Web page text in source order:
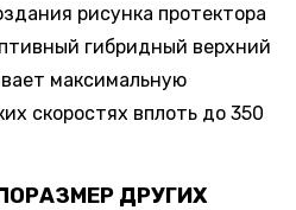
рисунка протектора
гибридный верхний
максимальную
скоростях вплоть до 350
ДРУГИХ